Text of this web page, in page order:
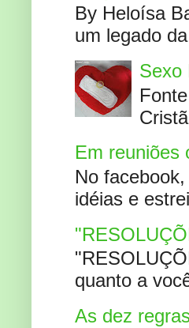
By Heloísa
um legado
Sexo
Em reuniões
No
idéias e
quanto a
As dez